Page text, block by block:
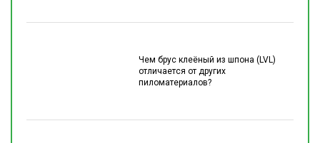
Чем брус клеёный из шпона (LVL)
отличается от других
пиломатериалов?